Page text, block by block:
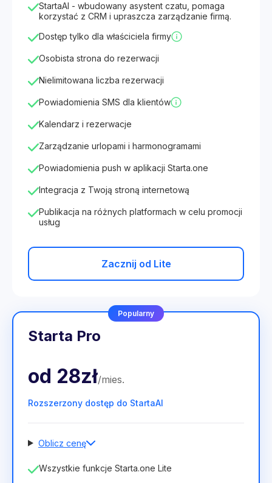
StartaAI - wbudowany asystent czatu, pomaga
korzystać z CRM i upraszcza zarządzanie firmą.
Dostęp tylko dla właściciela firmy
Osobista strona do rezerwacji
Nielimitowana liczba rezerwacji
Powiadomienia SMS dla klientów
Kalendarz i rezerwacje
Zarządzanie urlopami i harmonogramami
Powiadomienia push w aplikacji Starta.one
Integracja z Twoją stroną internetową
Publikacja na różnych platformach w celu promocji
usług
Zacznij od Lite
Popularny
Starta Pro
od 28zł/mies.
Rozszerzony dostęp do StartaAI
Oblicz cenę
Liczba pracowników
Wszystkie funkcje Starta.one Lite